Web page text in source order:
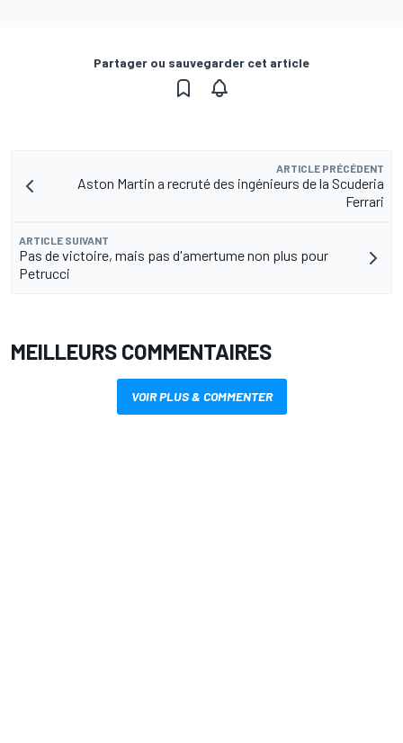
Partager ou sauvegarder cet article
ARTICLE PRÉCÉDENT
Aston Martin a recruté des ingénieurs de la Scuderia
Ferrari
ARTICLE SUIVANT
Pas de victoire, mais pas d'amertume non plus pour
Petrucci
MEILLEURS COMMENTAIRES
VOIR PLUS & COMMENTER